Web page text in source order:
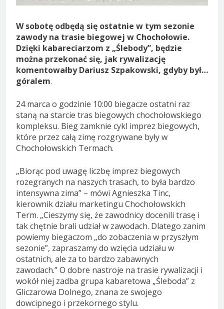
W sobotę odbędą się ostatnie w tym sezonie
zawody na trasie biegowej w Chochołowie.
Dzięki kabareciarzom z „Ślebody”, będzie
można przekonać się, jak rywalizację
komentowałby Dariusz Szpakowski, gdyby był…
góralem.
24 marca o godzinie 10:00 biegacze ostatni raz
staną na starcie tras biegowych chochołowskiego
kompleksu. Bieg zamknie cykl imprez biegowych,
które przez całą zimę rozgrywane były w
Chochołowskich Termach.
„Biorąc pod uwagę liczbę imprez biegowych
rozegranych na naszych trasach, to była bardzo
intensywna zima” – mówi Agnieszka Tinc,
kierownik działu marketingu Chochołowskich
Term. „Cieszymy się, że zawodnicy docenili trasę i
tak chętnie brali udział w zawodach. Dlatego zanim
powiemy biegaczom „do zobaczenia w przyszłym
sezonie”, zapraszamy do wzięcia udziału w
ostatnich, ale za to bardzo zabawnych
zawodach.” O dobre nastroje na trasie rywalizacji i
wokół niej zadba grupa kabaretowa „Śleboda” z
Gliczarowa Dolnego, znana ze swojego
dowcipnego i przekornego stylu.